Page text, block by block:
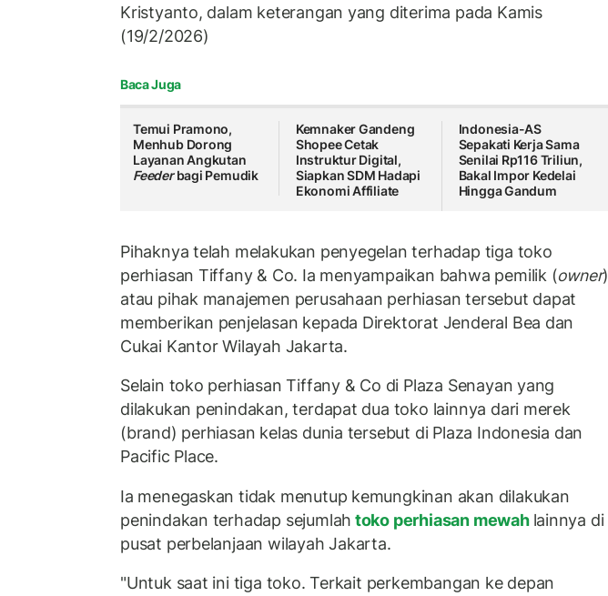
Kristyanto, dalam keterangan yang diterima pada Kamis
(19/2/2026)
Baca Juga
Temui Pramono,
Menhub Dorong
Layanan Angkutan
Feederbagi Pemudik
Kemnaker Gandeng
Shopee Cetak
Instruktur Digital,
Siapkan SDM Hadapi
Ekonomi Affiliate
Indonesia-AS
Sepakati Kerja Sama
Senilai Rp116 Triliun,
Bakal Impor Kedelai
Hingga Gandum
Pihaknya telah melakukan penyegelan terhadap tiga toko
perhiasan Tiffany & Co. Ia menyampaikan bahwa pemilik (owner)
atau pihak manajemen perusahaan perhiasan tersebut dapat
memberikan penjelasan kepada Direktorat Jenderal Bea dan
Cukai Kantor Wilayah Jakarta.
Selain toko perhiasan Tiffany & Co di Plaza Senayan yang
dilakukan penindakan, terdapat dua toko lainnya dari merek
(brand) perhiasan kelas dunia tersebut di Plaza Indonesia dan
Pacific Place.
Ia menegaskan tidak menutup kemungkinan akan dilakukan
penindakan terhadap sejumlah toko perhiasan mewah lainnya di
pusat perbelanjaan wilayah Jakarta.
"Untuk saat ini tiga toko. Terkait perkembangan ke depan